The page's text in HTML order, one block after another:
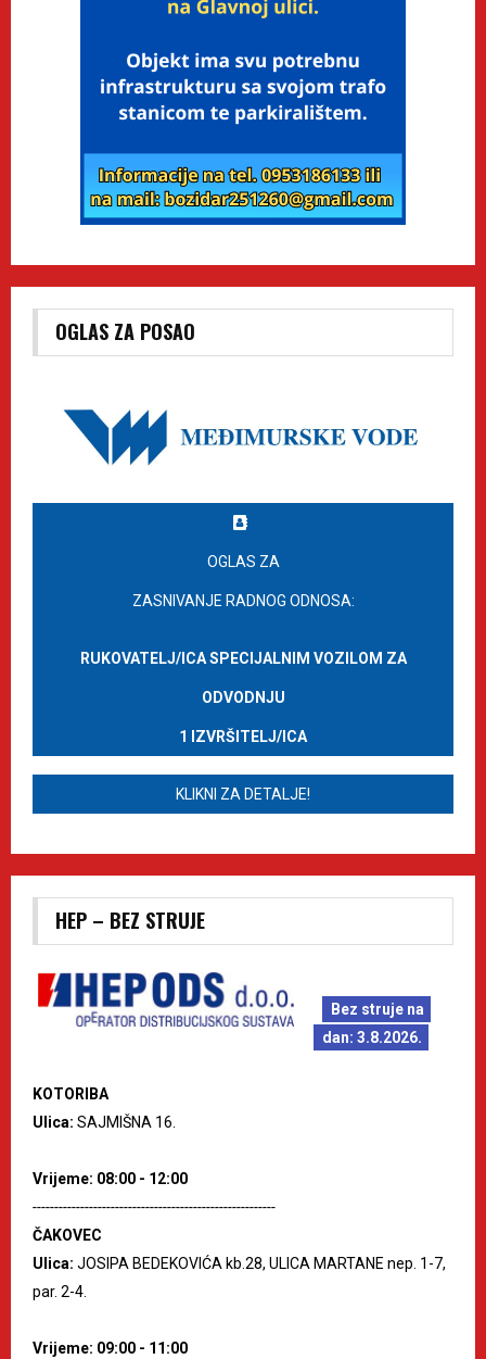
OGLAS ZA POSAO
OGLAS ZA
ZASNIVANJE RADNOG ODNOSA:
RUKOVATELJ/ICA SPECIJALNIM VOZILOM ZA
ODVODNJU
1 IZVRŠITELJ/ICA
KLIKNI ZA DETALJE!
HEP – BEZ STRUJE
Bez struje na
dan: 3.8.2026.
KOTORIBA
Ulica: SAJMIŠNA 16.
Vrijeme: 08:00 - 12:00
--------------------------------------------------------
ČAKOVEC
Ulica: JOSIPA BEDEKOVIĆA kb.28, ULICA MARTANE nep. 1-7,
par. 2-4.
Vrijeme: 09:00 - 11:00